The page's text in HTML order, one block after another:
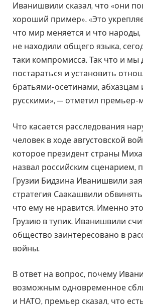
Иванишвили сказал, что «они
хороший пример». «Это
что мир меняется и что
не находили общего языка,
таки компромисса. Так что и мы
постараться и установить
братьями-осетинами, абхазцам
русскими», — отметил премьер-
Что касается расследования
человек в ходе августовской
которое президент страны
назвал российским сценарием,
Грузии Бидзина Иванишвили
стратегия Саакашвили
что ему не нравится. Именно
Грузию в тупик. Иванишвили
общество заинтересовано в
войны.
В ответ на вопрос, почему
возможным одновременное
и НАТО, премьер сказал, что